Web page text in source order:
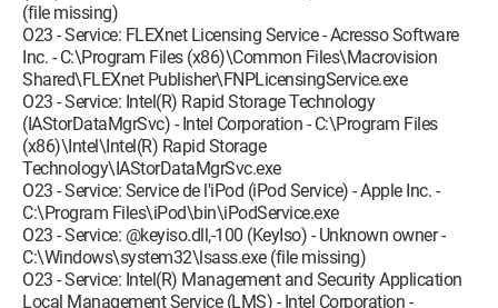
(file missing)
O23 - Service: FLEXnet Licensing Service - Acresso Software
Inc. - C:\Program Files (x86)\Common Files\Macrovision
Shared\FLEXnet Publisher\FNPLicensingService.exe
O23 - Service: Intel(R) Rapid Storage Technology
(IAStorDataMgrSvc) - Intel Corporation - C:\Program Files
(x86)\Intel\Intel(R) Rapid Storage
Technology\IAStorDataMgrSvc.exe
O23 - Service: Service de l'iPod (iPod Service) - Apple Inc. -
C:\Program Files\iPod\bin\iPodService.exe
O23 - Service: @keyiso.dll,-100 (KeyIso) - Unknown owner -
C:\Windows\system32\lsass.exe (file missing)
O23 - Service: Intel(R) Management and Security Application
Local Management Service (LMS) - Intel Corporation -